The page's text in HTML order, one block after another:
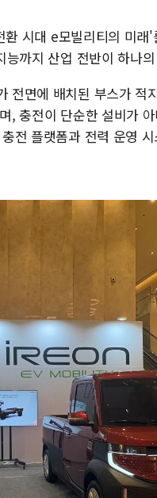
시대 e모빌리티의 미래
능까지 산업 전반이 하나
전면에 배치된 부스가 적
, 충전이 단순한 설비가
전 플랫폼과 전력 운영